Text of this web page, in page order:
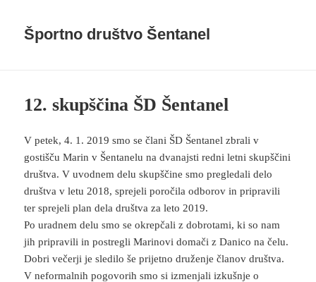
Športno društvo Šentanel
12. skupščina ŠD Šentanel
V petek, 4. 1. 2019 smo se člani ŠD Šentanel zbrali v
gostišču Marin v Šentanelu na dvanajsti redni letni skupščini
društva. V uvodnem delu skupščine smo pregledali delo
društva v letu 2018, sprejeli poročila odborov in pripravili
ter sprejeli plan dela društva za leto 2019.
Po uradnem delu smo se okrepčali z dobrotami, ki so nam
jih pripravili in postregli Marinovi domači z Danico na čelu.
Dobri večerji je sledilo še prijetno druženje članov društva.
V neformalnih pogovorih smo si izmenjali izkušnje o